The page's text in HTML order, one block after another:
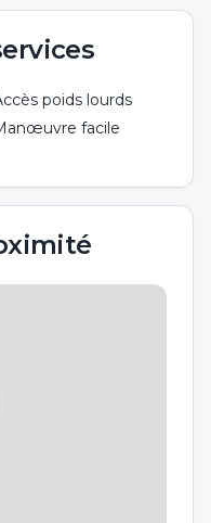
poids lourds
facile